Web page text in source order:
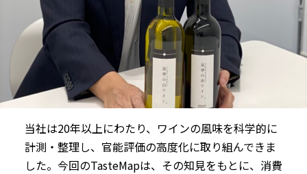
当社は20年以上にわたり、ワインの風味を科学的に
計測・整理し、官能評価の高度化に取り組んできま
した。今回のTasteMapは、その知見をもとに、消費